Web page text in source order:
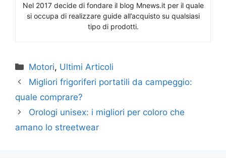
Nel 2017 decide di fondare il blog Mnews.it per il quale
si occupa di realizzare guide all’acquisto su qualsiasi
tipo di prodotti.
Categorie
Motori, Ultimi Articoli
Migliori frigoriferi portatili da campeggio:
quale comprare?
Orologi unisex: i migliori per coloro che
amano lo streetwear